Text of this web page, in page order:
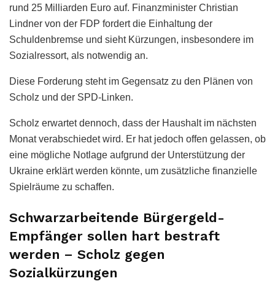
rund 25 Milliarden Euro auf. Finanzminister Christian
Lindner von der FDP fordert die Einhaltung der
Schuldenbremse und sieht Kürzungen, insbesondere im
Sozialressort, als notwendig an.
Diese Forderung steht im Gegensatz zu den Plänen von
Scholz und der SPD-Linken.
Scholz erwartet dennoch, dass der Haushalt im nächsten
Monat verabschiedet wird. Er hat jedoch offen gelassen, ob
eine mögliche Notlage aufgrund der Unterstützung der
Ukraine erklärt werden könnte, um zusätzliche finanzielle
Spielräume zu schaffen.
Schwarzarbeitende Bürgergeld-
Empfänger sollen hart bestraft
werden – Scholz gegen
Sozialkürzungen